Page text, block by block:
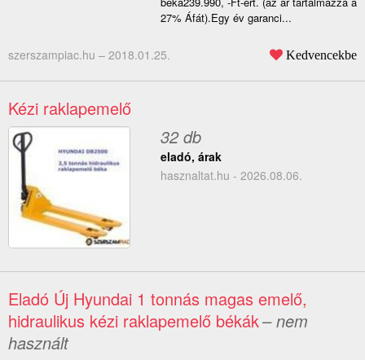
27% Áfát).Egy év garanci...
szerszampiac.hu – 2018.01.25. Kedvencekbe
Kézi raklapemelő
32 db
eladó, árak
hasznaltat.hu - 2026.08.06.
Eladó Új Hyundai 1 tonnás magas emelő,
hidraulikus kézi raklapemelő békák– nem
használt